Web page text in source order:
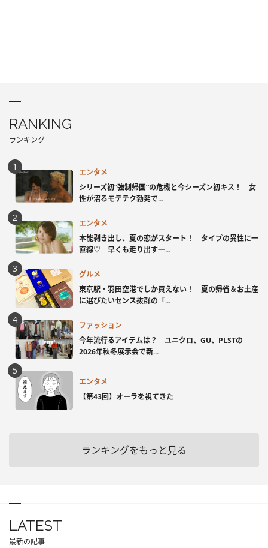
RANKING
ランキング
エンタメ
シリーズ初“強制帰国”の危機と今シーズン初キス！ 女
性が沼るモテテク勃発で...
エンタメ
本能剥き出し、夏の恋がスタート！ タイプの異性に一
直線♡ 早くも走り出す一...
グルメ
東京駅・羽田空港でしか買えない！ 夏の帰省＆お土産
に選びたいセンス抜群の「...
ファッション
今年流行るアイテムは？ ユニクロ、GU、PLSTの
2026年秋冬展示会で新...
エンタメ
【第43回】オーラを視てきた
ランキングをもっと見る
LATEST
最新の記事